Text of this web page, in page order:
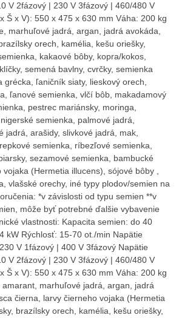
V 2fázový | 230 V 3fázový | 460/480 V
Š x V): 550 x 475 x 630 mm Váha: 200 kg
marhuľové jadrá, argan, jadrá avokáda,
orech, kamélia, kešu oriešky,
kakaové bôby, kopra/kokos,
semená bavlny, cvrčky, semienka
grécka, ľaničník siaty, lieskový orech,
ľanové semienka, vlčí bôb, makadamový
pestrec mariánsky, moringa,
semienka, palmové jadrá,
jadrá, arašidy, slivkové jadrá, mak,
semienka, ríbezľové semienka,
sezamové semienka, bambucké
(Hermetia illucens), sójové bôby ,
vlašské orechy, iné typy plodov/semien na
*v závislosti od typu semien **v
môže byť potrebné ďalšie vybavenie
vlastnosti: Kapacita semien: do 40
kW Rýchlosť: 15-70 ot./min Napätie
V 1fázový | 400 V 3fázový Napätie
V 2fázový | 230 V 3fázový | 460/480 V
Š x V): 550 x 475 x 630 mm Váha: 200 kg
marhuľové jadrá, argan, jadrá
čierna, larvy čierneho vojaka (Hermetia
brazílsky orech, kamélia, kešu oriešky,